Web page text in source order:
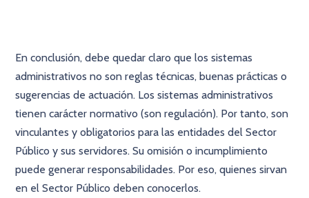
En conclusión, debe quedar claro que los sistemas
administrativos no son reglas técnicas, buenas prácticas o
sugerencias de actuación. Los sistemas administrativos
tienen carácter normativo (son regulación). Por tanto, son
vinculantes y obligatorios para las entidades del Sector
Público y sus servidores. Su omisión o incumplimiento
puede generar responsabilidades. Por eso, quienes sirvan
en el Sector Público deben conocerlos.